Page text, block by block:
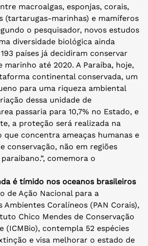
macroalgas, esponjas, corais,
(tartarugas-marinhas) e mamíferos
o pesquisador, novos estudos
diversidade biológica ainda
países já decidiram conservar
marinho até 2020. A Paraíba, hoje,
continental conservada, um
para uma riqueza ambiental
dessa unidade de
passaria para 10,7% no Estado, e
a proteção será realizada na
que concentra ameaças humanas e
conservação, não em regiões
comemora o
é tímido nos oceanos brasileiros
de Ação Nacional para a
Ambientes Coralíneos (PAN Corais),
Chico Mendes de Conservação
(ICMBio), contempla 52 espécies
e visa melhorar o estado de